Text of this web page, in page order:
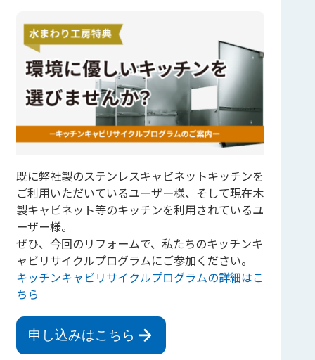
既に弊社製のステンレスキャビネットキッチンを
ご利用いただいているユーザー様、そして現在木
製キャビネット等のキッチンを利用されているユ
ーザー様。
ぜひ、今回のリフォームで、私たちのキッチンキ
ャビリサイクルプログラムにご参加ください。
キッチンキャビリサイクルプログラムの詳細はこ
ちら
申し込みはこちら